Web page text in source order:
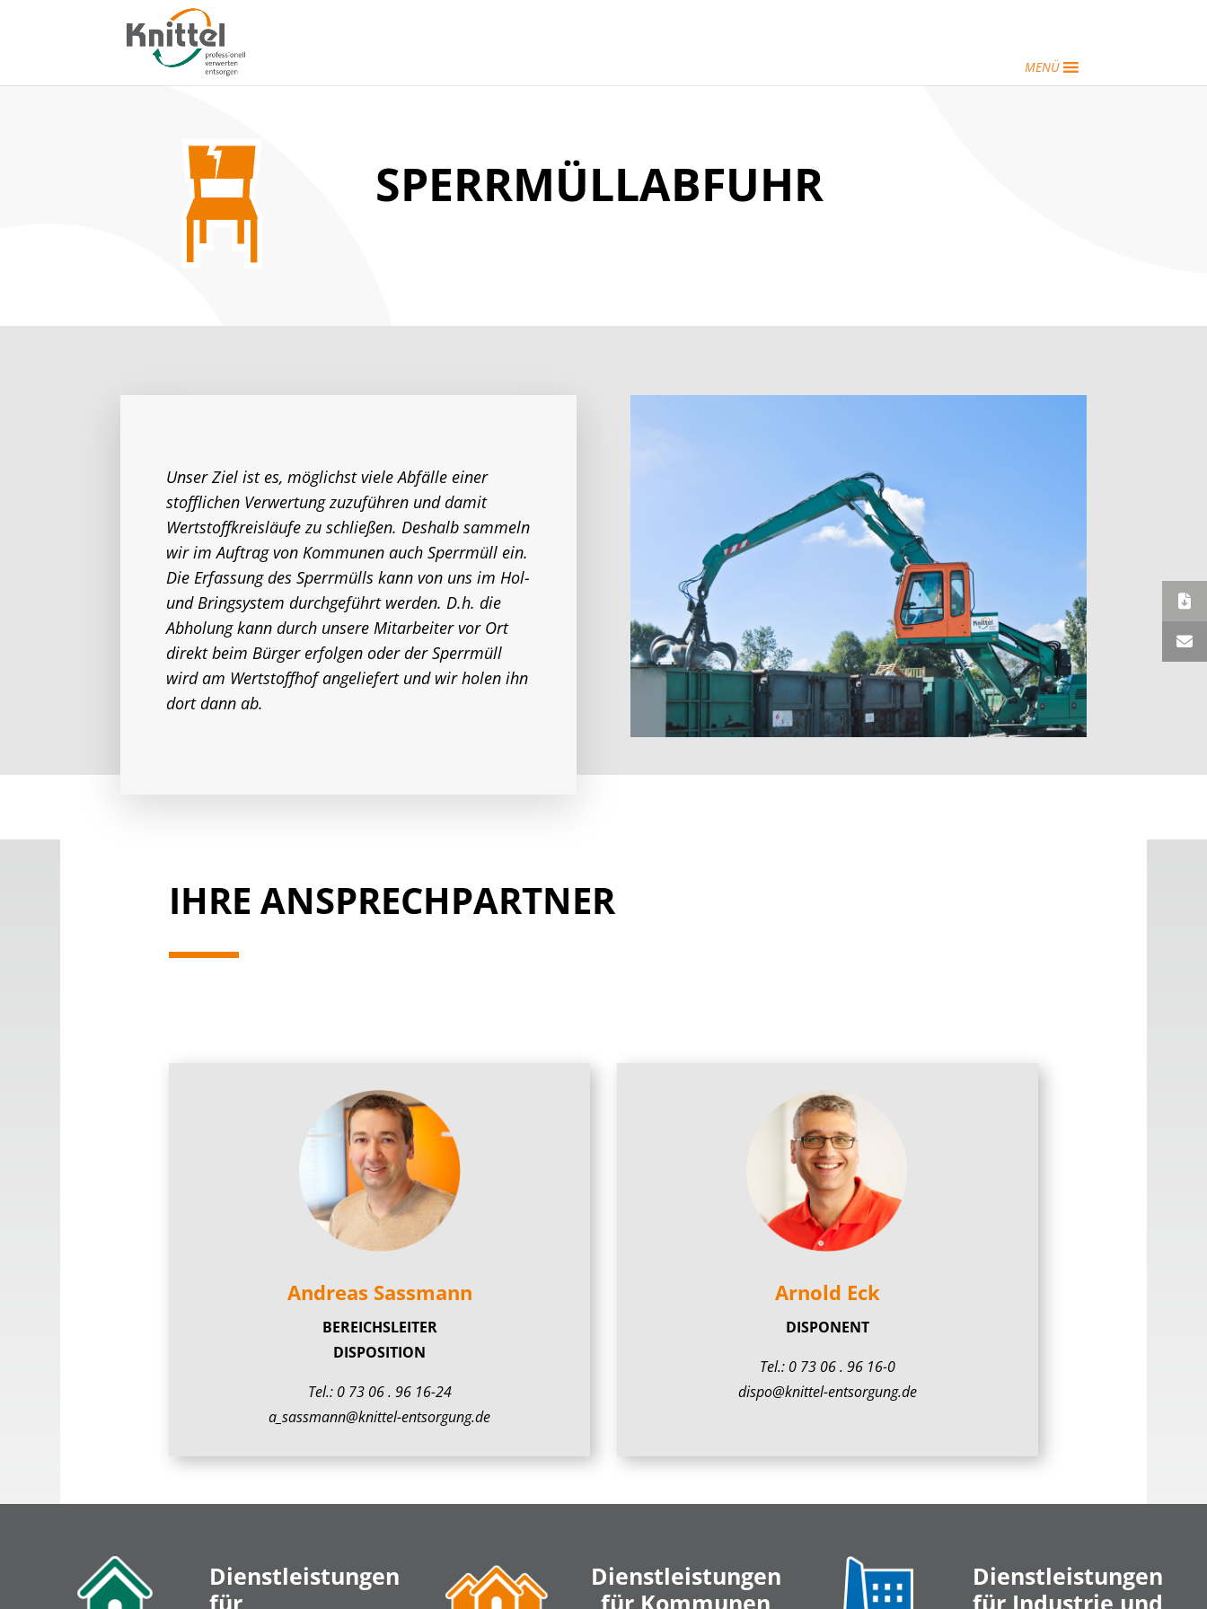
MENÜ
SPERRMÜLL­ABFUHR
Unser Ziel ist es, möglichst viele Abfälle einer
stofflichen Verwertung zuzuführen und damit
Wertstoffkreisläufe zu schließen. Deshalb sammeln
wir im Auftrag von Kommunen auch Sperrmüll ein.
Die Erfassung des Sperrmülls kann von uns im Hol-
und Bringsystem durchgeführt werden. D.h. die
Abholung kann durch unsere Mitarbeiter vor Ort
direkt beim Bürger erfolgen oder der Sperrmüll
wird am Wertstoffhof angeliefert und wir holen ihn
dort dann ab.
IHRE ANSPRECHPARTNER
Andreas Sassmann
BEREICHSLEITER
DISPOSITION
Tel.: 0 73 06 . 96 16-24
a_sassmann@knittel-entsorgung.de
Arnold Eck
DISPONENT
Tel.: 0 73 06 . 96 16-0
dispo@knittel-entsorgung.de
Dienstleistungen
Dienstleistungen
Dienstleistungen